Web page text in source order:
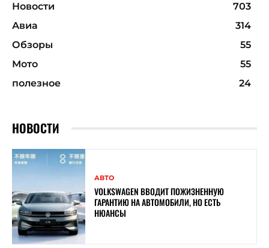
Новости
703
Авиа
314
Обзоры
55
Мото
55
полезное
24
НОВОСТИ
АВТО
VOLKSWAGEN ВВОДИТ ПОЖИЗНЕННУЮ
ГАРАНТИЮ НА АВТОМОБИЛИ, НО ЕСТЬ
НЮАНСЫ